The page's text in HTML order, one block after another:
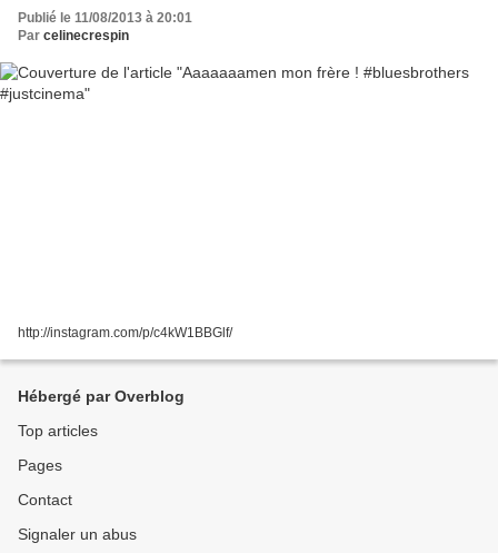
Publié le 11/08/2013 à 20:01
Par celinecrespin
http://instagram.com/p/c4kW1BBGlf/
Hébergé par Overblog
Top articles
Pages
Contact
Signaler un abus